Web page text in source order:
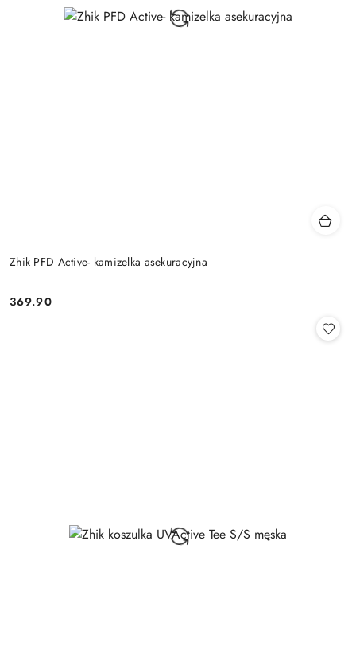
Zhik PFD Active- kamizelka asekuracyjna
Cena:
369.90